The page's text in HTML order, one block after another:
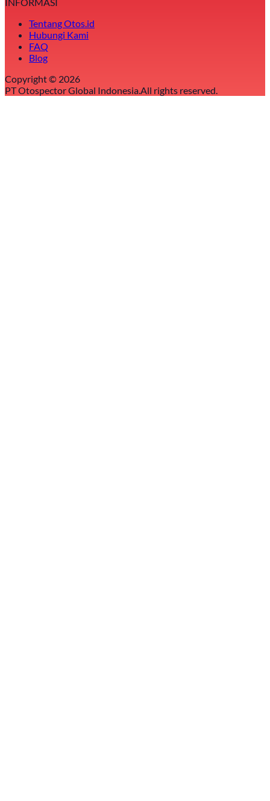
INFORMASI
Tentang Otos.id
Hubungi Kami
FAQ
Blog
Copyright © 2026
PT Otospector Global Indonesia.All rights reserved.